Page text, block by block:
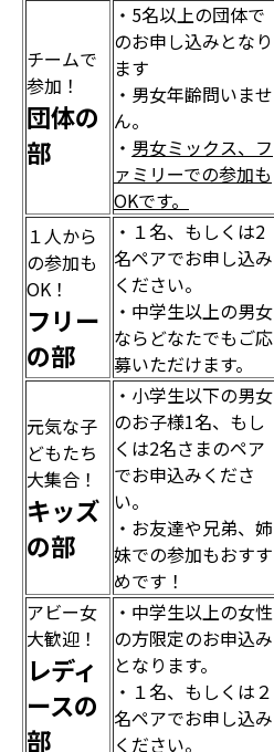
チームで
参加！
団体の
部
・5名以上の団体で
のお申し込みとなり
ます
・男女年齢問いませ
ん。
・ 男女ミックス、フ
ァミリーでの参加も
OKです。
１人から
の参加も
OK！
フリー
の部
・１名、もしくは2
名ペアでお申し込み
ください。
・中学生以上の男女
ならどなたでもご応
募いただけます。
元気な子
どもたち
大集合！
キッズ
の部
・小学生以下の男女
のお子様1名、もし
くは2名さまのペア
でお申込みくださ
い。
・お友達や兄弟、姉
妹での参加もおすす
めです！
アビー女
大歓迎！
レディ
ースの
部
・中学生以上の女性
の方限定のお申込み
となります。
・１名、もしくは２
名ペアでお申し込み
ください。